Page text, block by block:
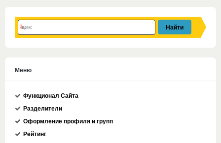
Меню
Функционал Сайта
Разделители
Оформление профиля и групп
Рейтинг